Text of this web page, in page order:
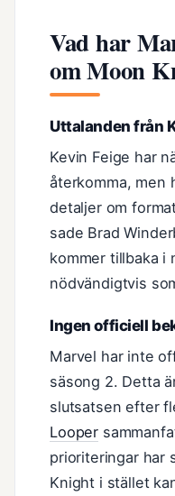
Vad har
om Moon
Uttalanden från
Kevin Feige har
återkomma, men
detaljer om
sade Brad
kommer tillbaka i
nödvändigtvis
Ingen officiell
Marvel har inte
säsong 2. Detta
slutsatsen efter
Looper
prioriteringar har
Knight i stället